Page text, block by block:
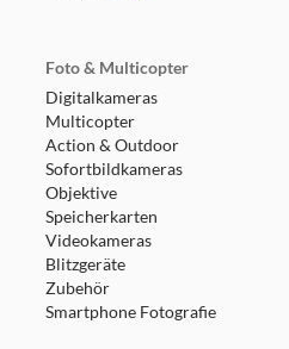
Foto & Multicopter
Digitalkameras
Multicopter
Action & Outdoor
Sofortbildkameras
Objektive
Speicherkarten
Videokameras
Blitzgeräte
Zubehör
Smartphone Fotografie